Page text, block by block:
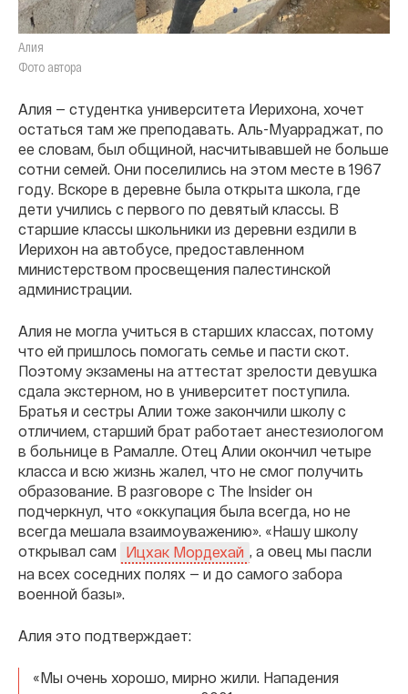
Алия
Фото автора
Алия — студентка университета Иерихона, хочет
остаться там же преподавать. Аль-Муарраджат, по
ее словам, был общиной, насчитывавшей не больше
сотни семей. Они поселились на этом месте в 1967
году. Вскоре в деревне была открыта школа, где
дети учились с первого по девятый классы. В
старшие классы школьники из деревни ездили в
Иерихон на автобусе, предоставленном
министерством просвещения палестинской
администрации.
Алия не могла учиться в старших классах, потому
что ей пришлось помогать семье и пасти скот.
Поэтому экзамены на аттестат зрелости девушка
сдала экстерном, но в университет поступила.
Братья и сестры Алии тоже закончили школу с
отличием, старший брат работает анестезиологом
в больнице в Рамалле. Отец Алии окончил четыре
класса и всю жизнь жалел, что не смог получить
образование. В разговоре с The Insider он
подчеркнул, что «оккупация была всегда, но не
всегда мешала взаимоуважению». «Нашу школу
открывал сам
Ицхак Мордехай , а овец мы пасли
на всех соседних полях — и до самого забора
военной базы».
Алия это подтверждает:
«Мы очень хорошо, мирно жили. Нападения